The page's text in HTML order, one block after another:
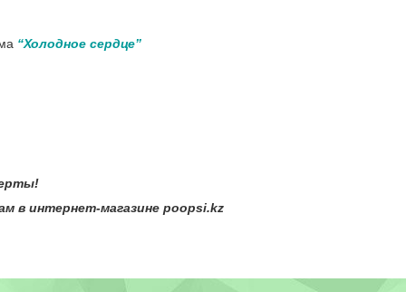
“Холодное сердце”
магазине poopsi.kz